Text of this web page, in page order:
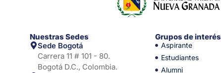
Nuestras Sedes
Sede Bogotá
Carrera 11 # 101 - 80.
Bogotá D.C., Colombia.
Grupos de interés
Aspirante
Estudiantes
Alumni